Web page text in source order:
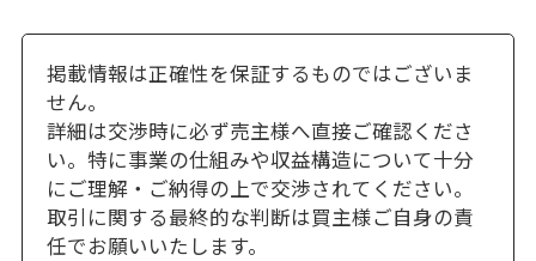
掲載情報は正確性を保証するものではございま
せん。
詳細は交渉時に必ず売主様へ直接ご確認くださ
い。特に事業の仕組みや収益構造について十分
にご理解・ご納得の上で交渉されてください。
取引に関する最終的な判断は買主様ご自身の責
任でお願いいたします。